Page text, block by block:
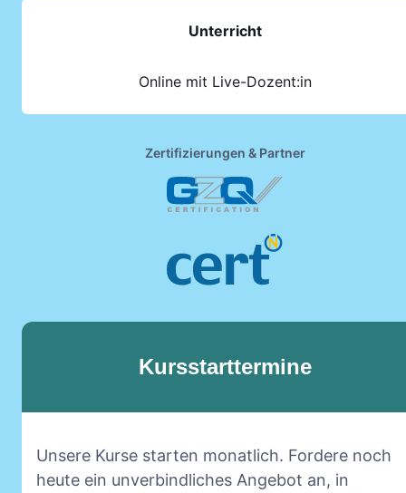
Unterricht
Online mit Live-Dozent:in
Zertifizierungen & Partner
Kursstarttermine
Unsere Kurse starten monatlich. Fordere noch
heute ein unverbindliches Angebot an, in